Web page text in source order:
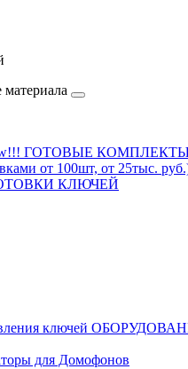
материала
ГОТОВЫЕ КОМПЛЕКТЫ
КЛЮЧЕЙ
для Домофонов